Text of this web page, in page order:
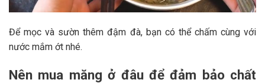
Để mọc và sườn thêm đậm đà, bạn có thể chấm cùng với
nước mắm ớt nhé.
Nên mua măng ở đâu để đảm bảo chất